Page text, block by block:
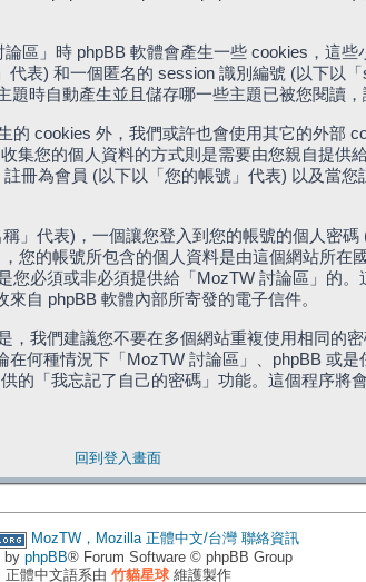
區」時 phpBB 軟體會產生一些 cookies，這
表) 和一個匿名的 session 識別編號 (以下以
時自動產生並且儲存哪一些主題已被您閱讀，
cookies 外，我們或許也會使用其它的外部
集您的個人資料的方式則是需要由您親自提供
冊為會員 (以下以「您的帳號」代表) 以及當您
」代表)，一個讓您登入到您的帳號的個人密
您的帳號所包含的個人資料是由這個網站所在
必須或非必須提供給「MozTW 討論區」的
自 phpBB 軟體內部所寄發的電子信件。
我們建議您不要在多個網站重複使用相同的
何種情況下「MozTW 討論區」、phpBB 或
的「我忘記了自己的密碼」功能。這個程序將
回到登入畫面
MozTW，Mozilla 正體中文/台灣 聯絡資訊
by phpBB® Forum Software © phpBB Group
正體中文語系由 竹貓星球維護製作